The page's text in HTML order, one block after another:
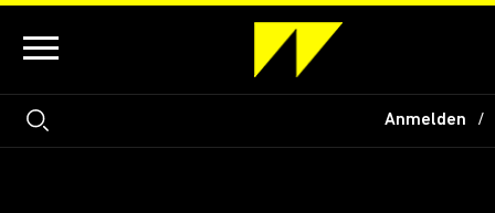
Anmelden